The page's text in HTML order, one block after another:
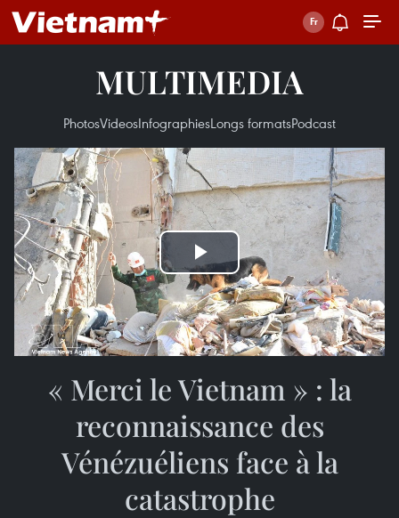
MULTIMEDIA
PhotosVideosInfographiesLongs formatsPodcast
Play
Video
« Merci le Vietnam » : la
reconnaissance des
Vénézuéliens face à la
catastrophe